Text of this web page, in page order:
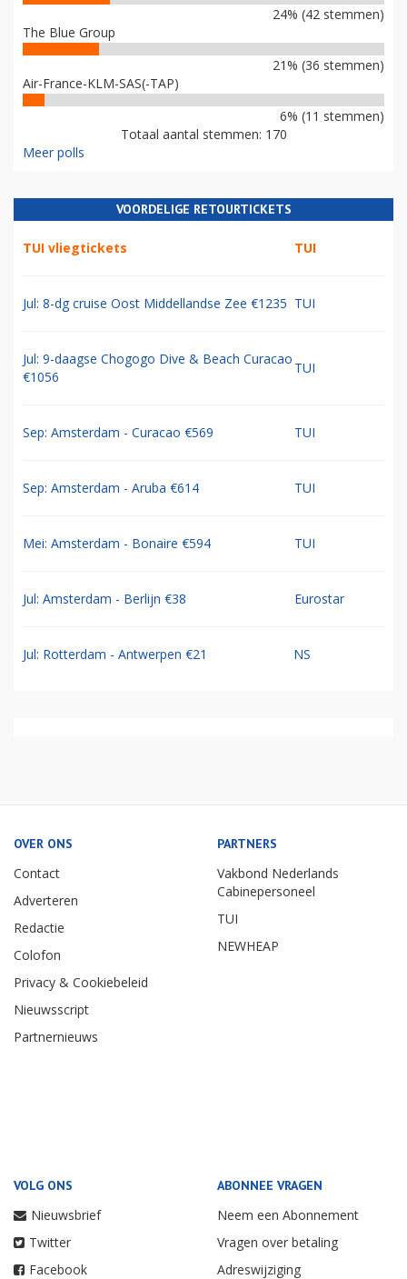
24% (42 stemmen)
The Blue Group
21% (36 stemmen)
Air-France-KLM-SAS(-TAP)
6% (11 stemmen)
Totaal aantal stemmen: 170
Meer polls
VOORDELIGE RETOURTICKETS
TUI vliegtickets TUI
Jul: 8-dg cruise Oost Middellandse Zee €1235 TUI
Jul: 9-daagse Chogogo Dive & Beach Curacao
€1056
TUI
Sep: Amsterdam - Curacao €569 TUI
Sep: Amsterdam - Aruba €614 TUI
Mei: Amsterdam - Bonaire €594 TUI
Jul: Amsterdam - Berlijn €38 Eurostar
Jul: Rotterdam - Antwerpen €21 NS
OVER ONS
Contact
Adverteren
Redactie
Colofon
Privacy & Cookiebeleid
Nieuwsscript
Partnernieuws
PARTNERS
Vakbond Nederlands
Cabinepersoneel
TUI
NEWHEAP
VOLG ONS
Nieuwsbrief
Twitter
Facebook
ABONNEE VRAGEN
Neem een Abonnement
Vragen over betaling
Adreswijziging